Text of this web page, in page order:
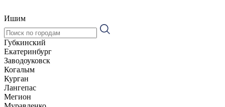
Ишим
Губкинский
Екатеринбург
Заводоуковск
Когалым
Курган
Лангепас
Мегион